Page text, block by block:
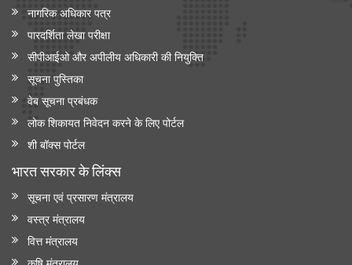
नागरिक अधिकार पत्र
पारदर्शिता लेखा परीक्षा
सीपीआईओ और अपी‍लीय अधिकारी की नियुक्ति
सूचना पुस्तिका
वेब सूचना प्रबंधक
लोक शिकायत निवेदन करने के लिए पोर्टल
शी बॉक्स पोर्टल
भारत सरकार के लिंक्‍स
सूचना एवं प्रसारण मंत्रालय
वस्त्र मंत्रालय
वित्त मंत्रालय